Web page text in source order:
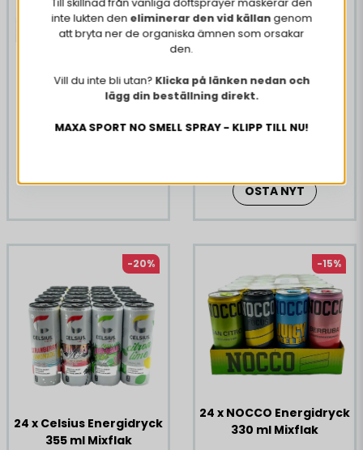
acetatisobutyrat).
koldioxid, taurin (0,4%), surhetsreglerande medel
(natriumcitrat, magnesiumkarbonat), koffein (32
färgämnen (E150d, E163), vitaminer (niacin,
Edition 250 ml
€ 103,86 € 89,75
Supermixflak Nocco,
Celsius, Red Bull &
OSTA NYT
24 x Celsius Energidryck
355 ml Mixflak
-20%
24 x NOCCO Energidryck
330 ml Mixflak
-15%
inte lukten den eliminerar den vid källan genom
att bryta ner de organiska ämnen som orsakar
den.
Vill du inte bli utan? Klicka på länken nedan och
lägg din beställning direkt.
MAXA SPORT NO SMELL SPRAY - KLIPP TILL NU!